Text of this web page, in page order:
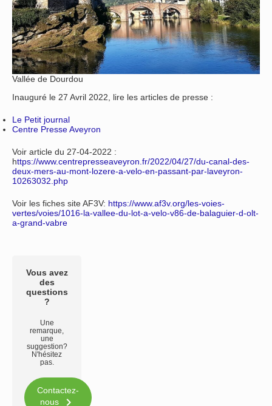
Vallée de Dourdou
Inauguré le 27 Avril 2022, lire les articles de presse :
Le Petit journal
Centre Presse Aveyron
Voir article du 27-04-2022 :
https://www.centrepresseaveyron.fr/2022/04/27/du-canal-des-
deux-mers-au-mont-lozere-a-velo-en-passant-par-laveyron-
10263032.php
Voir les fiches site AF3V: https://www.af3v.org/les-voies-
vertes/voies/1016-la-vallee-du-lot-a-velo-v86-de-balaguier-d-olt-
a-grand-vabre
Vous avez
des
questions
?
Une
remarque,
une
suggestion?
N'hésitez
pas.
Contactez-
nous
